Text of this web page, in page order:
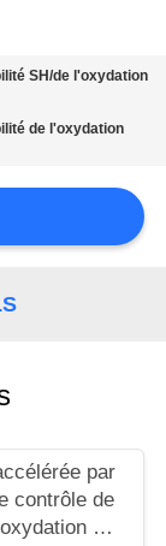
SH/de l'oxydation
de l'oxydation
par
contrôle de
de